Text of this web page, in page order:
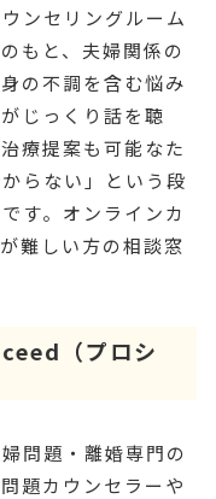
ンセリングルーム
もと、夫婦関係の
の不調を含む悩み
じっくり話を聴
療提案も可能なた
らない」という段
す。オンラインカ
難しい方の相談窓
（プロシ
問題・離婚専門の
題カウンセラーや